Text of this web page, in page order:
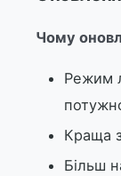
Чому
Режим
Краща
Більш